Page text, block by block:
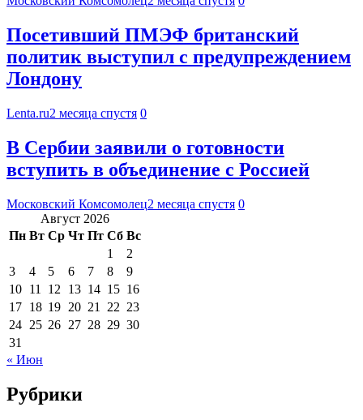
Посетивший ПМЭФ британский
политик выступил с предупреждением
Лондону
Lenta.ru2 месяца спустя 0
В Сербии заявили о готовности
вступить в объединение с Россией
Московский Комсомолец2 месяца спустя 0
Август 2026
Пн Вт Ср Чт Пт Сб Вс
1
2
3
4 5 6 7 8
9
10 11 12 13 14 15 16
17 18 19 20 21 22 23
24 25 26 27 28 29 30
31
« Июн
Рубрики